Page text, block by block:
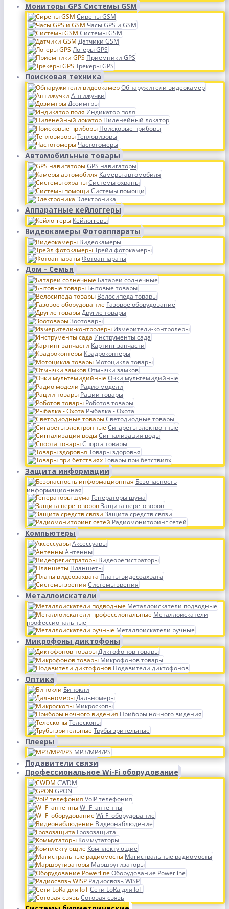
Мониторы GPS Системы GSM
Сирены GSM
Часы GPS и GSM
Системы GSM
Датчики GSM
Логеры GPS
Приёмники GPS
Трекеры GPS
Поисковая техника
Обнаружители видеокамер
Антижучки
Дозимтры
Индикатор поля
Ниленейный локатор
Поисковые приборы
Тепловизоры
Частотомеры
Автомобильные товары
GPS навигаторы
Камеры автомобиля
Системы охраны
Системы помощи
Электроника
Аппаратные кейлоггеры
Кейлоггеры
Видеокамеры Фотоаппараты
Видеокамеры
Трейл фотокамеры
Фотоаппараты
Дом - Семья
Батареи солнечные
Бытовые товары
Велосипеда товары
Газовое оборудование
Другие товары
Зоотовары
Измерители-контролеры
Инструменты сада
Картинг запчасти
Квадрокоптеры
Мотоцикла товары
Отмычки замков
Очки мультемидийные
Радио модели
Рации товары
Роботов товары
Рыбалка - Охота
Светодиодные товары
Сигареты электронные
Сигнализация воды
Спорта товары
Товары здоровья
Товары при бетствиях
Защита информации
Безопасность
информационная
Генераторы шума
Защита переговоров
Защита средств связи
Радиомониторинг сетей
Компьютеры
Аксессуары
Антенны
Видеорегистраторы
Планшеты
Платы видеозахвата
Системы зрения
Металлоискатели
Металлоискатели подводные
Металлоискатели
профессиональные
Металлоискатели ручные
Микрофоны диктофоны
Диктофонов товары
Микрофонов товары
Подавители диктофонов
Оптика
Бинокли
Дальномеры
Микроскопы
Приборы ночного видения
Телескопы
Трубы зрительные
Плееры
MP3/MP4/PS
Подавители связи
Профессиональное Wi-Fi оборудование
CWDM
GPON
VoIP телефония
Wi-Fi антенны
Wi-Fi оборудование
Видеонаблюдение
Грозозащита
Коммутаторы
Комплектующие
Магистральные радиомосты
Маршрутизаторы
Оборудование Powerline
Радиосвязь WISP
Сети LoRa для IoT
Сотовая связь